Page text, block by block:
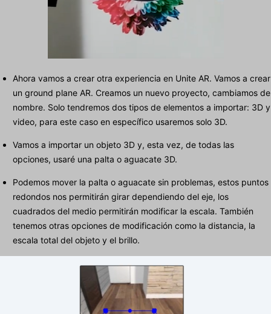
Ahora vamos a crear otra experiencia en Unite AR. Vamos a crear
un ground plane AR. Creamos un nuevo proyecto, cambiamos de
nombre. Solo tendremos dos tipos de elementos a importar: 3D y
video, para este caso en específico usaremos solo 3D.
Vamos a importar un objeto 3D y, esta vez, de todas las
opciones, usaré una palta o aguacate 3D.
Podemos mover la palta o aguacate sin problemas, estos puntos
redondos nos permitirán girar dependiendo del eje, los
cuadrados del medio permitirán modificar la escala. También
tenemos otras opciones de modificación como la distancia, la
escala total del objeto y el brillo.